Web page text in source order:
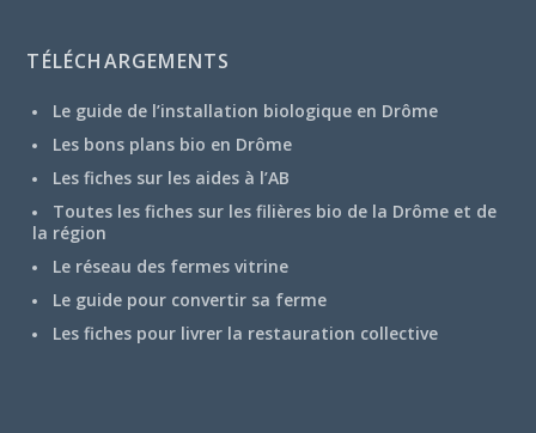
TÉLÉCHARGEMENTS
Le guide de l’installation biologique en Drôme
Les bons plans bio en Drôme
Les fiches sur les aides à l’AB
Toutes les fiches sur les filières bio de la Drôme et de
la région
Le réseau des fermes vitrine
Le guide pour convertir sa ferme
Les fiches pour livrer la restauration collective